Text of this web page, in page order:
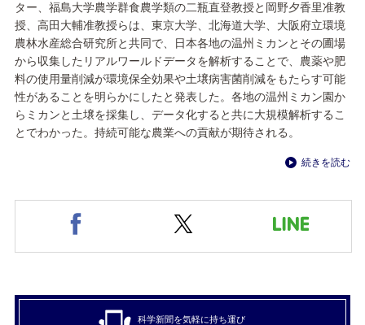
ター、福島大学農学群食農学類の二瓶直登教授と岡野夕香里准教
授、高田大輔准教授らは、東京大学、北海道大学、大阪府立環境
農林水産総合研究所と共同で、日本各地の温州ミカンとその圃場
から収集したリアルワールドデータを解析することで、農薬や肥
料の使用量削減が環境保全効果や土壌病害菌削減をもたらす可能
性があることを明らかにしたと発表した。各地の温州ミカン園か
らミカンと土壌を採集し、データ化すると共に大規模解析するこ
とでわかった。持続可能な農業への貢献が期待される。
続きを読む
科学新聞を気軽に持ち運び